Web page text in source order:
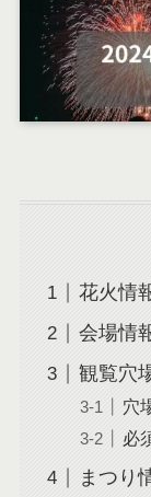
花火情
会場情
観覧穴
穴
必
まつり